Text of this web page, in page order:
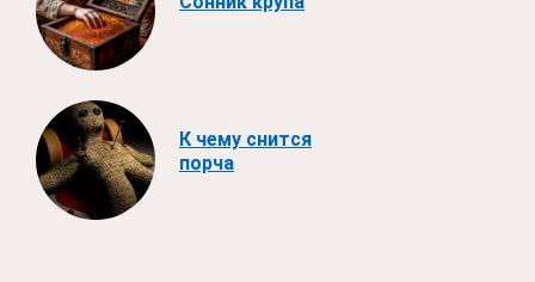
К чему снится
порча